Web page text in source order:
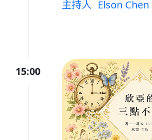
主持人 Elson Chen
15:00